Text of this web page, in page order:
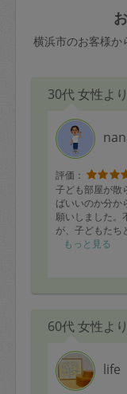
横浜市のお客様か
30代 女性より
評価：
子ども部屋が散
ばいいのか分か
願いしました。
が、子どもたち
ださったおか
た。いつまで
くなった気がし
ました。今後と
もっと見る
60代 女性より
life